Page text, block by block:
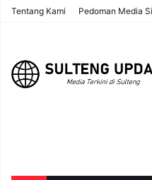
Tentang Kami Pedoman Media